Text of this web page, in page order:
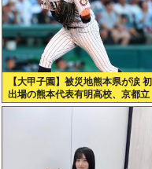
【大甲子園】被災地熊本県が涙 初
出場の熊本代表有明高校、京都立
命館に9回裏2アウトから逆転勝利